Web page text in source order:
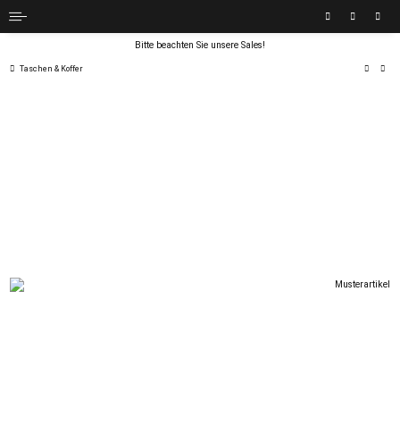
Bitte beachten Sie unsere Sales!
Taschen & Koffer